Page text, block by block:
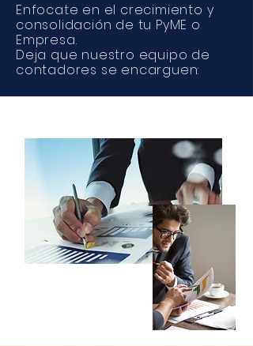
Enfocate en el crecimiento y
consolidación de tu PyME o
Empresa.
Deja que nuestro equipo de
contadores se encarguen: